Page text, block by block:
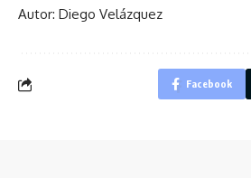
Autor: Diego Velázquez
Facebook